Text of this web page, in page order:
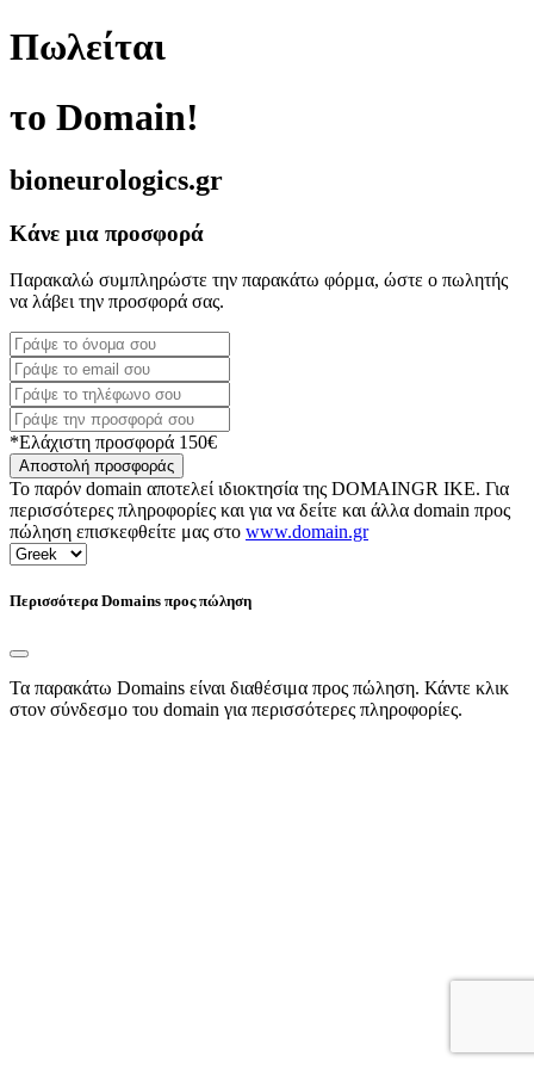
Πωλείται
το Domain!
bioneurologics.gr
Κάνε μια προσφορά
Παρακαλώ συμπληρώστε την παρακάτω φόρμα, ώστε ο πωλητής
να λάβει την προσφορά σας.
*Ελάχιστη προσφορά 150€
Αποστολή προσφοράς
Το παρόν domain αποτελεί ιδιοκτησία της DOMAINGR ΙΚΕ. Για
περισσότερες πληροφορίες και για να δείτε και άλλα domain προς
πώληση επισκεφθείτε μας στο www.domain.gr
Περισσότερα Domains προς πώληση
Τα παρακάτω Domains είναι διαθέσιμα προς πώληση. Κάντε κλικ
στον σύνδεσμο του domain για περισσότερες πληροφορίες.